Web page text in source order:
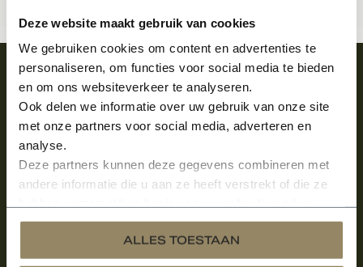
Deze website maakt gebruik van cookies
We gebruiken cookies om content en advertenties te
personaliseren, om functies voor social media te bieden
en om ons websiteverkeer te analyseren.
Ook delen we informatie over uw gebruik van onze site
met onze partners voor social media, adverteren en
analyse.
Deze partners kunnen deze gegevens combineren met
andere informatie die u aan ze heeft verstrekt of die ze
services.
ALLES TOESTAAN
Meld je aan en ontvang het laatste nieuws
over onze kempische bouwstijl!
Aanmelden voor de nieuwsbrief